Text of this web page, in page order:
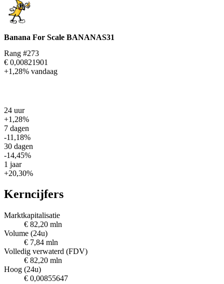
Banana For Scale BANANAS31
Rang #273
€ 0,00821901
+1,28% vandaag
24 uur
+1,28%
7 dagen
-11,18%
30 dagen
-14,45%
1 jaar
+20,30%
Kerncijfers
Marktkapitalisatie
€ 82,20 mln
Volume (24u)
€ 7,84 mln
Volledig verwaterd (FDV)
€ 82,20 mln
Hoog (24u)
€ 0,00855647